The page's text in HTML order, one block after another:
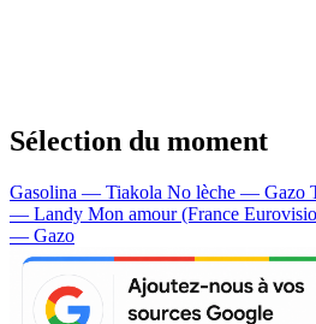
Sélection du moment
Gasolina — Tiakola No lèche — Gazo
— Landy Mon amour (France
— Gazo